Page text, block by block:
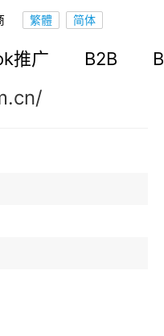
推广 B2B